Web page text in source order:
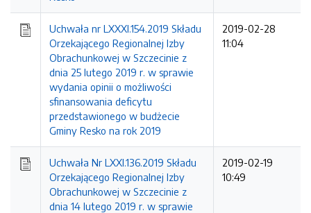
Uchwała nr LXXXI.154.2019 Składu
Orzekającego Regionalnej Izby
Obrachunkowej w Szczecinie z
dnia 25 lutego 2019 r. w sprawie
wydania opinii o możliwości
sfinansowania deficytu
przedstawionego w budżecie
Gminy Resko na rok 2019
2019-02-28
11:04
Uchwała Nr LXXI.136.2019 Składu
Orzekającego Regionalnej Izby
Obrachunkowej w Szczecinie z
dnia 14 lutego 2019 r. w sprawie
2019-02-19
10:49